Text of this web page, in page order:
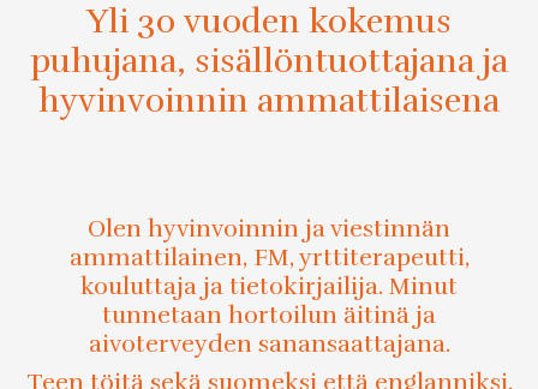
Yli 30 vuoden kokemus
puhujana, sisällöntuottajana ja
hyvinvoinnin ammattilaisena
Olen hyvinvoinnin ja viestinnän
ammattilainen, FM, yrttiterapeutti,
kouluttaja ja tietokirjailija. Minut
tunnetaan hortoilun äitinä ja
aivoterveyden sanansaattajana.
Teen töitä sekä suomeksi että englanniksi.